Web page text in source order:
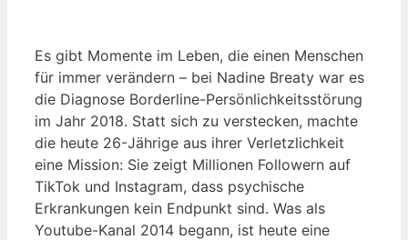
Es gibt Momente im Leben, die einen Menschen
für immer verändern – bei Nadine Breaty war es
die Diagnose Borderline-Persönlichkeitsstörung
im Jahr 2018. Statt sich zu verstecken, machte
die heute 26-Jährige aus ihrer Verletzlichkeit
eine Mission: Sie zeigt Millionen Followern auf
TikTok und Instagram, dass psychische
Erkrankungen kein Endpunkt sind. Was als
Youtube-Kanal 2014 begann, ist heute eine